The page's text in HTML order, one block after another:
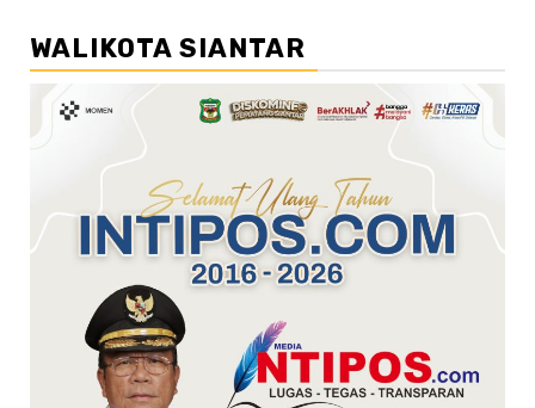
WALIKOTA SIANTAR